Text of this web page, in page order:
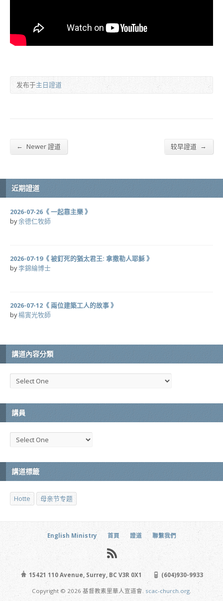
发布于主日證道
← Newer 證道 较早證道 →
近期證道
2026-07-26《 一起靠主樂 》
by余德仁牧師
2026-07-19《 被釘死的猶太君王: 拿撒勒人耶穌 》
by李錦綸博士
2026-07-12《 兩位建築工人的故事 》
by楊寅光牧師
講道內容分類
講員
講道標籤
Hotte 母亲节专题
English Ministry 首頁 證道 聯繫我們
15421 110 Avenue, Surrey, BC V3R 0X1 (604)930-9933
Copyright © 2026 基督教素里華人宣道會.scac-church.org.